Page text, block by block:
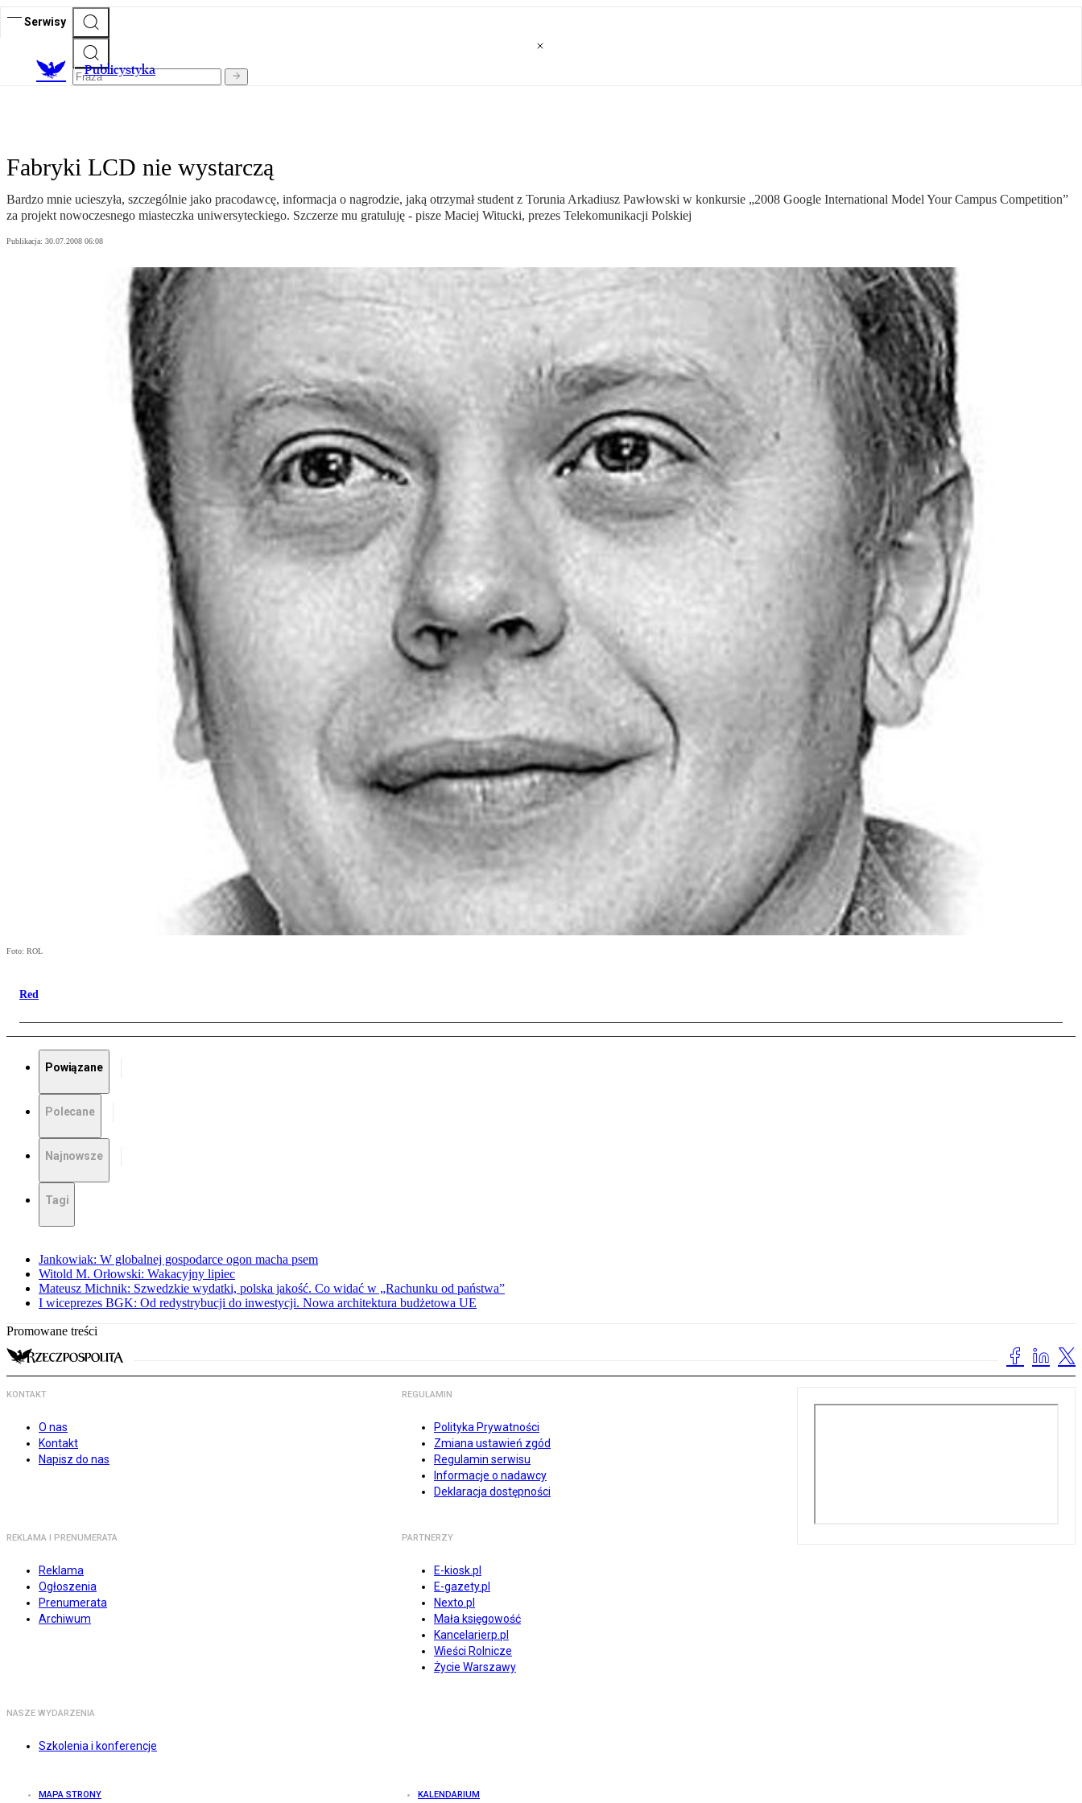
Serwisy
Publicystyka
Fabryki LCD nie wystarczą
Bardzo mnie ucieszyła, szczególnie jako pracodawcę, informacja o nagrodzie, jaką otrzymał student z Torunia Arkadiusz Pawłowski w konkursie „2008 Google International Model Your Campus Competition”
za projekt nowoczesnego miasteczka uniwersyteckiego. Szczerze mu gratuluję - pisze Maciej Witucki, prezes Telekomunikacji Polskiej
Publikacja: 30.07.2008 06:08
Foto: ROL
Red
Powiązane
Polecane
Najnowsze
Tagi
Jankowiak: W globalnej gospodarce ogon macha psem
Witold M. Orłowski: Wakacyjny lipiec
Mateusz Michnik: Szwedzkie wydatki, polska jakość. Co widać w „Rachunku od państwa”
I wiceprezes BGK: Od redystrybucji do inwestycji. Nowa architektura budżetowa UE
Promowane treści
KONTAKT
O nas
Kontakt
Napisz do nas
REGULAMIN
Polityka Prywatności
Zmiana ustawień zgód
Regulamin serwisu
Informacje o nadawcy
Deklaracja dostępności
REKLAMA I PRENUMERATA
Reklama
Ogłoszenia
Prenumerata
Archiwum
PARTNERZY
E-kiosk.pl
E-gazety.pl
Nexto.pl
Mała księgowość
Kancelarierp.pl
Wieści Rolnicze
Życie Warszawy
NASZE WYDARZENIA
Szkolenia i konferencje
MAPA STRONY KALENDARIUM